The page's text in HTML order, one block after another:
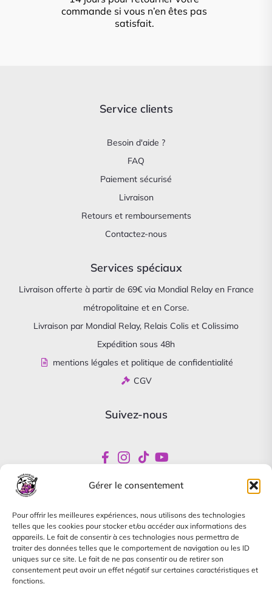
Gérer le consentement
Pour offrir les meilleures expériences, nous utilisons des technologies
telles que les cookies pour stocker et/ou accéder aux informations des
appareils. Le fait de consentir à ces technologies nous permettra de
traiter des données telles que le comportement de navigation ou les ID
uniques sur ce site. Le fait de ne pas consentir ou de retirer son
consentement peut avoir un effet négatif sur certaines caractéristiques et
fonctions.
commande si vous n’en êtes pas
satisfait.
Service clients
Besoin d'aide ?
FAQ
Paiement sécurisé
Livraison
Retours et remboursements
Contactez-nous
Services spéciaux
Livraison offerte à partir de 69€ via Mondial Relay en France
métropolitaine et en Corse.
Livraison par Mondial Relay, Relais Colis et Colissimo
Expédition sous 48h
mentions légales et politique de confidentialité
CGV
Suivez-nous
Newsletter
Abonnez-vous pour être informés de nos offres
spéciales